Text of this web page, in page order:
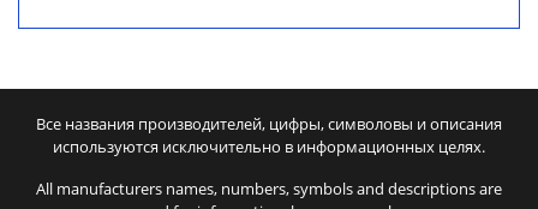
Все названия производителей, цифры, символовы и описания
используются исключительно в информационных целях.
All manufacturers names, numbers, symbols and descriptions are